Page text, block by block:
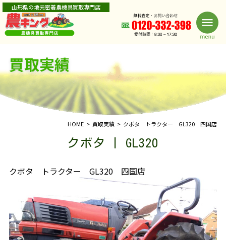
山形県の地元密着農機具買取専門店
買取実績
HOME 買取実績 クボタ トラクター GL320 四国店
クボタ | GL320
クボタ トラクター GL320 四国店